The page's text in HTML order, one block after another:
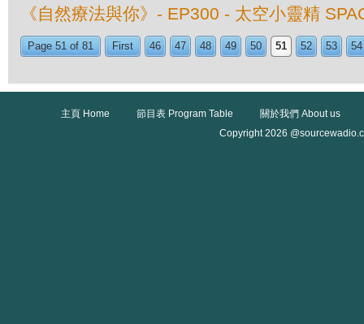
《自然療法與你》- EP300 - 太空小靈精
Page 51 of 81 First 46 47 48 49 50 51 52 53 54
主頁 Home 節目表 Program Table
關於我們 About us
Copyright 2026